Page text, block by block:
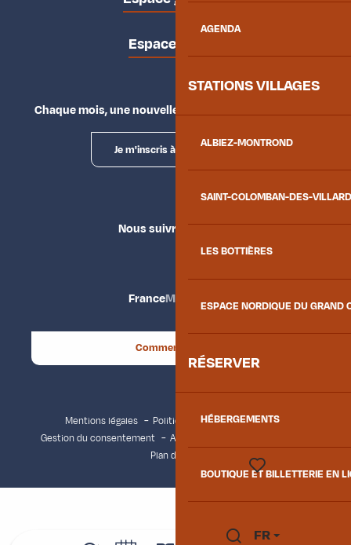
AGENDA
STATIONS VILLAGES
ALBIEZ-MONTROND
SAINT-COLOMBAN-DES-
LES BOTTIÈRES
ESPACE NORDIQUE DU GRAND
RÉSERVER
HÉBERGEMENTS
BOUTIQUE ET BILLETTERIE EN
FR
Espace presse
Chaque mois, une nouvelle façon d'explorer la vallée.
Je m'inscris à la newsletter
Nous suivre
FranceMaurienne
Comment venir ?
Mentions légales
Politique de confidentialité
Gestion du consentement
Accessibilité : non conforme
Plan du site